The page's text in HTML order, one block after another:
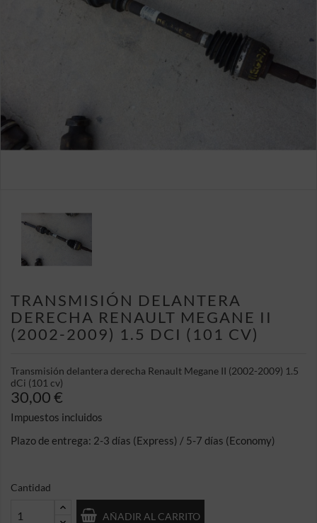
TRANSMISIÓN DELANTERA
DERECHA RENAULT MEGANE II
(2002-2009) 1.5 DCI (101 CV)
Transmisión delantera derecha Renault Megane II (2002-2009) 1.5
dCi (101 cv)
30,00 €
Impuestos incluidos
Plazo de entrega: 2-3 días (Express) / 5-7 días (Economy)
Cantidad
AÑADIR AL CARRITO